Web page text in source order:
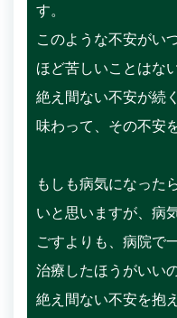
す。
このような不安がい
ほど苦しいことはな
絶え間ない不安が続
味わって、その不安
もしも病気になった
いと思いますが、病
ごすよりも、病院で
治療したほうがいい
絶え間ない不安を抱